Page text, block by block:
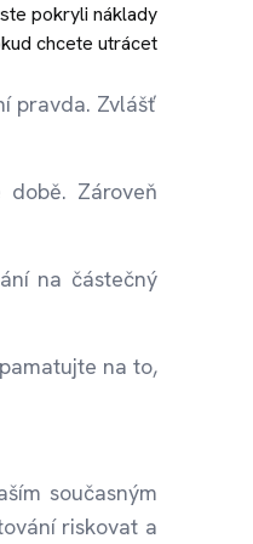
pokryli náklady
chcete utrácet
pravda. Zvlášť
Zároveň
na částečný
na to,
současným
riskovat a